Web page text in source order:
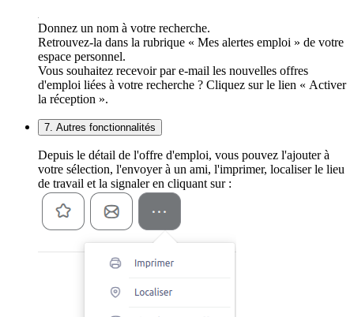
Donnez un nom à votre recherche.
Retrouvez-la dans la rubrique « Mes alertes emploi » de votre
espace personnel.
Vous souhaitez recevoir par e-mail les nouvelles offres
d'emploi liées à votre recherche ? Cliquez sur le lien « Activer
la réception ».
7. Autres fonctionnalités
Depuis le détail de l'offre d'emploi, vous pouvez l'ajouter à
votre sélection, l'envoyer à un ami, l'imprimer, localiser le lieu
de travail et la signaler en cliquant sur :